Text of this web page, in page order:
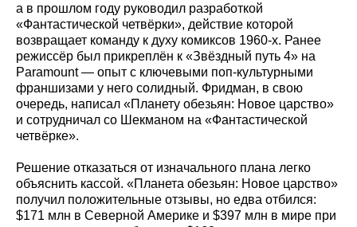
а в прошлом году руководил разработкой
«Фантастической четвёрки», действие которой
возвращает команду к духу комиксов 1960‑х. Ранее
режиссёр был прикреплён к «Звёздный путь 4» на
Paramount — опыт с ключевыми поп-культурными
франшизами у него солидный. Фридман, в свою
очередь, написал «Планету обезьян: Новое царство»
и сотрудничал со Шекманом на «Фантастической
четвёрке».
Решение отказаться от изначального плана легко
объяснить кассой. «Планета обезьян: Новое царство»
получил положительные отзывы, но едва отбился:
$171 млн в Северной Америке и $397 млн в мире при